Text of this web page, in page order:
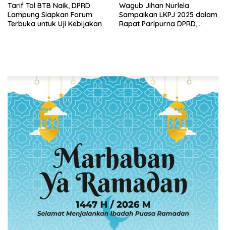
Tarif Tol BTB Naik, DPRD
Lampung Siapkan Forum
Terbuka untuk Uji Kebijakan
Wagub Jihan Nurlela
Sampaikan LKPJ 2025 dalam
Rapat Paripurna DPRD,